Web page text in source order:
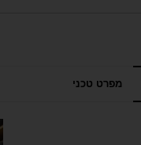
מפרט טכני